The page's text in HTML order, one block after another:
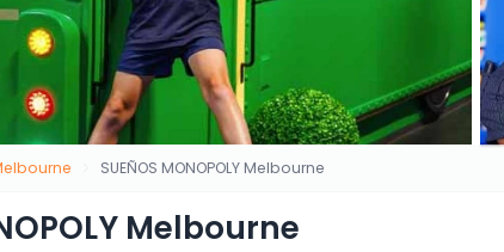
SUEÑOS MONOPOLY Melbourne
Melbourne